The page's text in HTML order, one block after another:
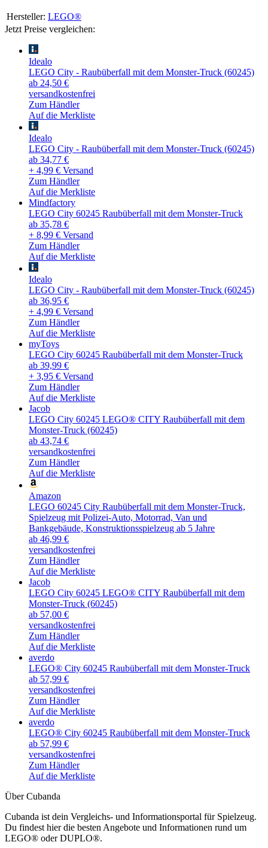
Hersteller: LEGO®
Jetzt Preise vergleichen:
Idealo
LEGO City - Raubüberfall mit dem Monster-Truck (60245)
ab 24,50 €
versandkostenfrei
Zum Händler
Auf die Merkliste
Idealo
LEGO City - Raubüberfall mit dem Monster-Truck (60245)
ab 34,77 €
+ 4,99 € Versand
Zum Händler
Auf die Merkliste
Mindfactory
LEGO City 60245 Raubüberfall mit dem Monster-Truck
ab 35,78 €
+ 8,99 € Versand
Zum Händler
Auf die Merkliste
Idealo
LEGO City - Raubüberfall mit dem Monster-Truck (60245)
ab 36,95 €
+ 4,99 € Versand
Zum Händler
Auf die Merkliste
myToys
LEGO City 60245 Raubüberfall mit dem Monster-Truck
ab 39,99 €
+ 3,95 € Versand
Zum Händler
Auf die Merkliste
Jacob
LEGO City 60245 LEGO® CITY Raubüberfall mit dem
Monster-Truck (60245)
ab 43,74 €
versandkostenfrei
Zum Händler
Auf die Merkliste
Amazon
LEGO 60245 City Raubüberfall mit dem Monster-Truck,
Spielzeug mit Polizei-Auto, Motorrad, Van und
Bankgebäude, Konstruktionsspielzeug ab 5 Jahre
ab 46,99 €
versandkostenfrei
Zum Händler
Auf die Merkliste
Jacob
LEGO City 60245 LEGO® CITY Raubüberfall mit dem
Monster-Truck (60245)
ab 57,00 €
versandkostenfrei
Zum Händler
Auf die Merkliste
averdo
LEGO® City 60245 Raubüberfall mit dem Monster-Truck
ab 57,99 €
versandkostenfrei
Zum Händler
Auf die Merkliste
averdo
LEGO® City 60245 Raubüberfall mit dem Monster-Truck
ab 57,99 €
versandkostenfrei
Zum Händler
Auf die Merkliste
Über Cubanda
Cubanda ist dein Vergleichs- und Informationsportal für Spielzeug.
Du findest hier die besten Angebote und Informationen rund um
LEGO® oder DUPLO®.